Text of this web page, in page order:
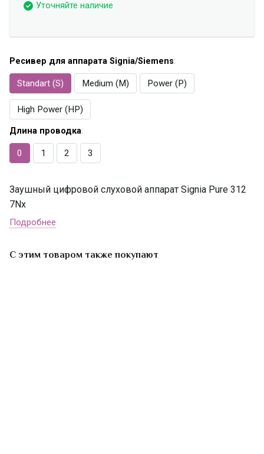
Уточняйте наличие
Ресивер для аппарата Signia/Siemens:
Standart (S) Medium (M) Power (P)
High Power (HP)
Длина проводка:
0 1 2 3
Заушный цифровой слуховой аппарат Signia Pure 312
7Nх
Подробнее
С этим товаром также покупают